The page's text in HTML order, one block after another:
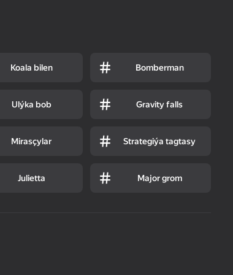
Koala bilen Bomberman
Ulýka bob Gravity falls
Mirasçylar Strategiýa tagtasy
Julietta Major grom